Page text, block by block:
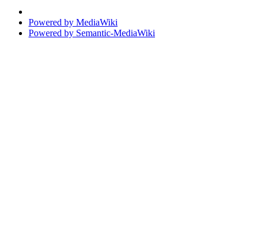
Powered by MediaWiki
Powered by Semantic-MediaWiki